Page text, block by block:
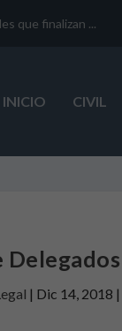
que finalizan ...
INICIO CIVIL
| Dic 14, 2018 |